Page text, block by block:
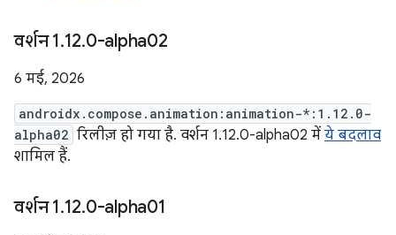
वर्शन 1.12.0-alpha02
6 मई, 2026
androidx.compose.animation:animation-*:1.12.0-
alpha02 रिलीज़ हो गया है. वर्शन 1.12.0-alpha02 में ये बदलाव
शामिल हैं.
वर्शन 1.12.0-alpha01